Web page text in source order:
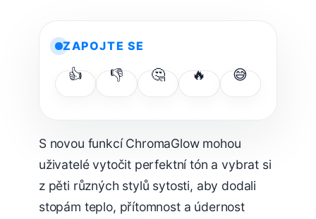
ZAPOJTE SE
👍 👎 🤔 🔥 😅
S novou funkcí ChromaGlow mohou
uživatelé vytočit perfektní tón a vybrat si
z pěti různých stylů sytosti, aby dodali
stopám teplo, přítomnost a údernost